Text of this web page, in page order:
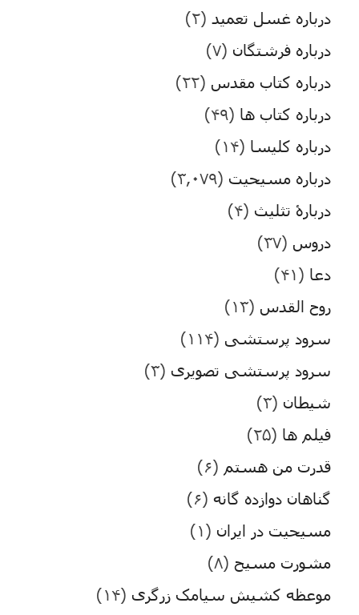
درباره غسل تعمید (۲)
درباره فرشتگان (۷)
درباره کتاب مقدس (۲۲)
درباره کتاب ها (۴۹)
درباره کلیسا (۱۴)
درباره مسیحیت (۳,۰۷۹)
دربارۀ تثلیث (۴)
دروس (۳۷)
دعا (۴۱)
روح القدس (۱۳)
سرود پرستشی (۱۱۴)
سرود پرستشی تصویری (۳)
شیطان (۳)
فیلم ها (۲۵)
قدرت من هستم (۶)
گناهان دوازده گانه (۶)
مسیحیت در ایران (۱)
مشورت مسیح (۸)
موعظه کشیش سیامک زرگری (۱۴)